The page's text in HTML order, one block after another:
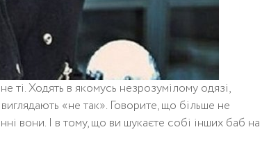
ті. Ходять в якомусь незрозумілому одязі,
«не так». Говорите, що більше не
вони. І в тому, що ви шукаєте собі інших баб на